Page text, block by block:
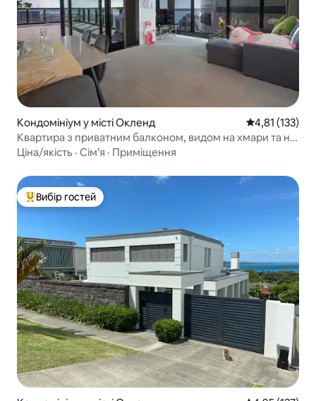
Кондомініум у місті Окленд Середня
4,81 (133)
Квартира з приватним балконом, видом на хмари та на
море
Ціна/якість · Сім’я · Приміщення
Топ вибір гостей
Вибір гостей